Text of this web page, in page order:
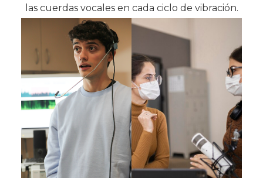
las cuerdas vocales en cada ciclo de vibración.